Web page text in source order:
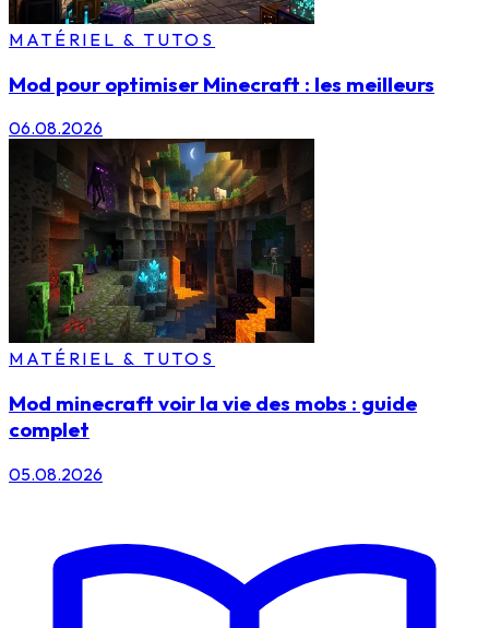
MATÉRIEL & TUTOS
Mod pour optimiser Minecraft : les meilleurs
06.08.2026
MATÉRIEL & TUTOS
Mod minecraft voir la vie des mobs : guide
complet
05.08.2026